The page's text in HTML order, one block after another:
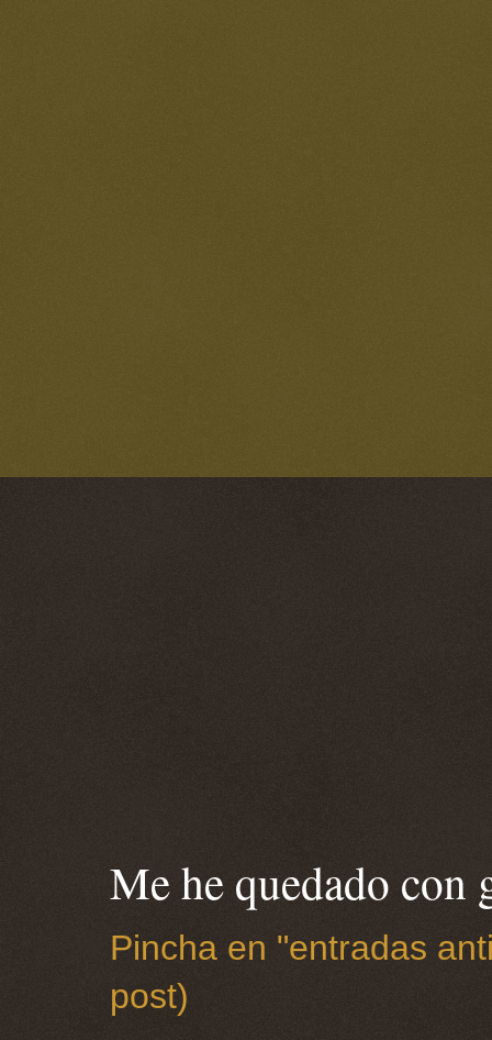
Me he quedado con
Pincha en "entradas
post)